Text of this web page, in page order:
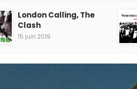
London Calling, The
Clash
15 juin 2019